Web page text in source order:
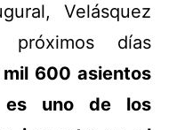
Velásquez
días
600 asientos
es uno de los